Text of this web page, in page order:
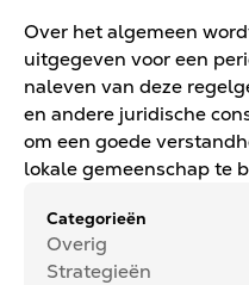
Over het algemeen
uitgegeven voor een
naleven van deze
en andere juridische
om een goede
lokale gemeenschap te
Categorieën
Overig
Strategieën